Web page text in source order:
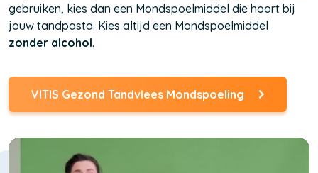
gebruiken, kies dan een Mondspoelmiddel die hoort bij
jouw tandpasta. Kies altijd een Mondspoelmiddel
zonder alcohol.
VITIS Gezond Tandvlees Mondspoeling
(Opent
in
nieuw
venster)